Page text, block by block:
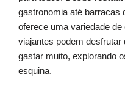
gastronomia até barracas
oferece uma variedade
viajantes podem
gastar muito, explorando
esquina.